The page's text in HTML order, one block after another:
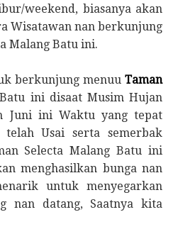
weekend, biasanya akan
Wisatawan nan berkunjung
Malang Batu ini.
berkunjung menuu Taman
ini disaat Musim Hujan
Juni ini Waktu yang tepat
Usai serta semerbak
Selecta Malang Batu ini
menghasilkan bunga nan
untuk menyegarkan
nan datang, Saatnya kita